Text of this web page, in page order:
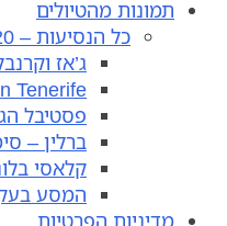
תמונות מהטיולים
כל הנסיעות – 2020
ג’אז
Tenerife
פסטיבל
ברלין –
קלאסי
המסע
מדיניות הפרטיות